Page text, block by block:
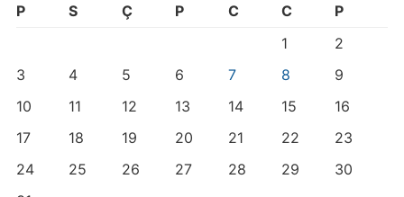
P S Ç P C C
P
1
2
3
4 5 6 7 8
9
10
11 12 13 14 15
16
17
18 19 20 21 22
23
24
25 26 27 28 29
30